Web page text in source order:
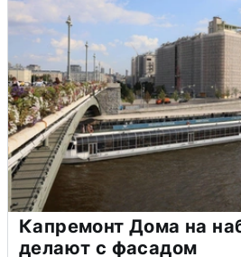
Капремонт Дома на
делают с фасадом